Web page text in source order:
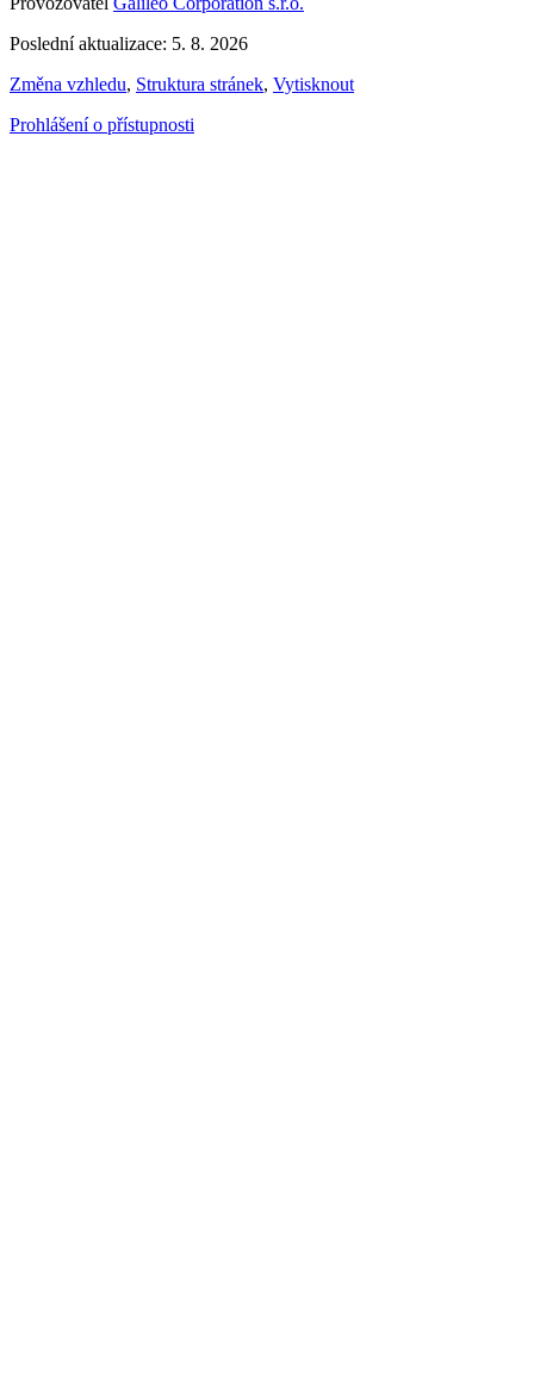
Poslední aktualizace: 5. 8. 2026
Změna vzhledu, Struktura stránek, Vytisknout
Prohlášení o přístupnosti